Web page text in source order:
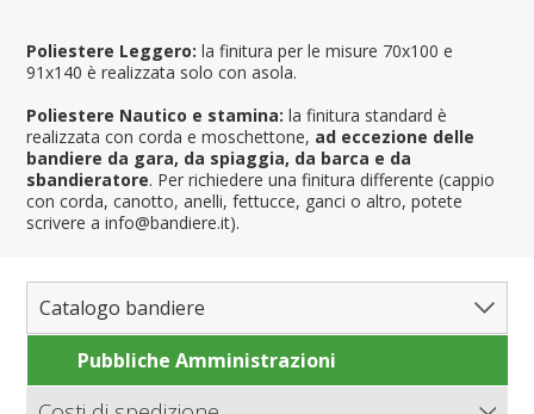
Poliestere Leggero: la finitura per le misure 70x100 e
91x140 è realizzata solo con asola.
Poliestere Nautico e stamina: la finitura standard è
realizzata con corda e moschettone, ad eccezione delle
bandiere da gara, da spiaggia, da barca e da
sbandieratore. Per richiedere una finitura differente (cappio
con corda, canotto, anelli, fettucce, ganci o altro, potete
scrivere a info@bandiere.it).
Catalogo bandiere
Bandiere del Mondo
Pubbliche Amministrazioni